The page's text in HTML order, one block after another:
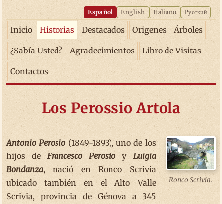
Español English Italiano Русский
Inicio Historias Destacados Origenes Árboles
¿Sabía Usted? Agradecimientos Libro de Visitas
Contactos
Los Perossio Artola
Antonio Perosio (1849-1893), uno de los
hijos deFrancesco Perosio y Luigia
Bondanza, nació en Ronco Scrivia
ubicado también en el Alto Valle
Scrivia, provincia de Génova a 345
Ronco Scrivia.